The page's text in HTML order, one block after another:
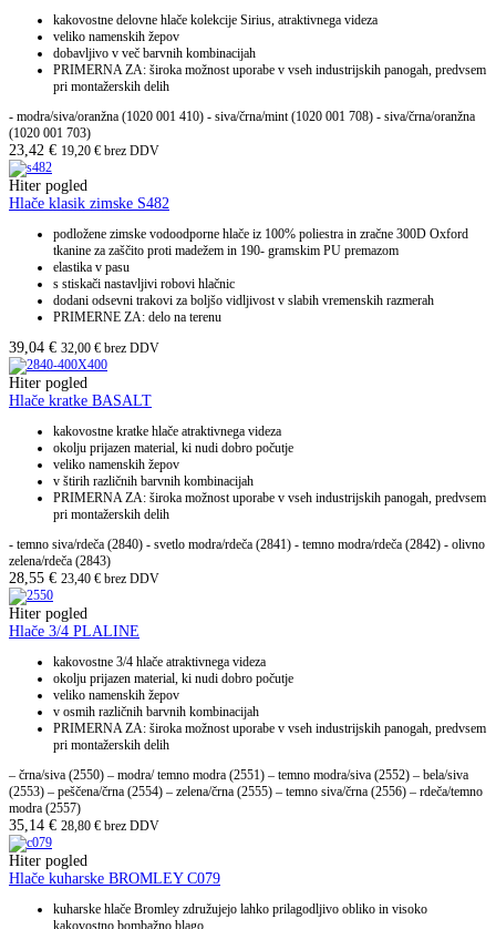
kakovostne delovne hlače kolekcije Sirius, atraktivnega videza
veliko namenskih žepov
dobavljivo v več barvnih kombinacijah
PRIMERNA ZA: široka možnost uporabe v vseh industrijskih panogah, predvsem
pri montažerskih delih
- modra/siva/oranžna (1020 001 410) - siva/črna/mint (1020 001 708) - siva/črna/oranžna
(1020 001 703)
23,42 € 19,20 € brez DDV
Hiter pogled
Hlače klasik zimske S482
podložene zimske vodoodporne hlače iz 100% poliestra in zračne 300D Oxford
tkanine za zaščito proti madežem in 190- gramskim PU premazom
elastika v pasu
s stiskači nastavljivi robovi hlačnic
dodani odsevni trakovi za boljšo vidljivost v slabih vremenskih razmerah
PRIMERNE ZA: delo na terenu
39,04 € 32,00 € brez DDV
Hiter pogled
Hlače kratke BASALT
kakovostne kratke hlače atraktivnega videza
okolju prijazen material, ki nudi dobro počutje
veliko namenskih žepov
v štirih različnih barvnih kombinacijah
PRIMERNA ZA: široka možnost uporabe v vseh industrijskih panogah, predvsem
pri montažerskih delih
- temno siva/rdeča (2840) - svetlo modra/rdeča (2841) - temno modra/rdeča (2842) - olivno
zelena/rdeča (2843)
28,55 € 23,40 € brez DDV
Hiter pogled
Hlače 3/4 PLALINE
kakovostne 3/4 hlače atraktivnega videza
okolju prijazen material, ki nudi dobro počutje
veliko namenskih žepov
v osmih različnih barvnih kombinacijah
PRIMERNA ZA: široka možnost uporabe v vseh industrijskih panogah, predvsem
pri montažerskih delih
– črna/siva (2550) – modra/ temno modra (2551) – temno modra/siva (2552) – bela/siva
(2553) – peščena/črna (2554) – zelena/črna (2555) – temno siva/črna (2556) – rdeča/temno
modra (2557)
35,14 € 28,80 € brez DDV
Hiter pogled
Hlače kuharske BROMLEY C079
kuharske hlače Bromley združujejo lahko prilagodljivo obliko in visoko
kakovostno bombažno blago